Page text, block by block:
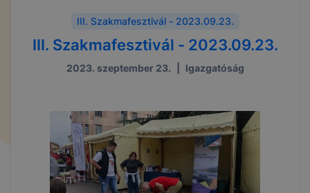
III. Szakmafesztivál - 2023.09.23.
III. Szakmafesztivál - 2023.09.23.
2023. szeptember 23. Igazgatóság